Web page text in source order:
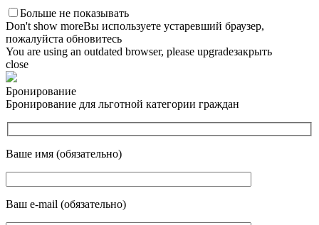
Больше не показывать
Don't show moreВы используете устаревший браузер,
пожалуйста обновитесь
You are using an outdated browser, please upgradeзакрыть
close
Бронирование
Бронирование для льготной категории граждан
Ваше имя (обязательно)
Ваш e-mail (обязательно)